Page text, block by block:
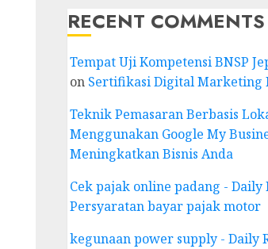
RECENT COMMENTS
Tempat Uji Kompetensi BNSP
on Sertifikasi Digital Marketing
Teknik Pemasaran Berbasis
Menggunakan Google My
Meningkatkan Bisnis Anda
Cek pajak online padang - Daily
Persyaratan bayar pajak motor
kegunaan power supply - Daily